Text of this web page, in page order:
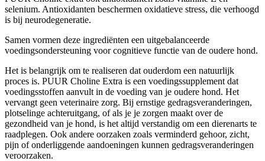
selenium. Antioxidanten beschermen oxidatieve stress, die verhoogd
is bij neurodegeneratie.
Samen vormen deze ingrediënten een uitgebalanceerde
voedingsondersteuning voor cognitieve functie van de oudere hond.
Het is belangrijk om te realiseren dat ouderdom een natuurlijk
proces is. PUUR Choline Extra is een voedingssupplement dat
voedingsstoffen aanvult in de voeding van je oudere hond. Het
vervangt geen veterinaire zorg. Bij ernstige gedragsveranderingen,
plotselinge achteruitgang, of als je je zorgen maakt over de
gezondheid van je hond, is het altijd verstandig om een dierenarts te
raadplegen. Ook andere oorzaken zoals verminderd gehoor, zicht,
pijn of onderliggende aandoeningen kunnen gedragsveranderingen
veroorzaken.